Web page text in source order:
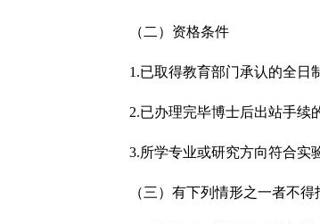
（二）资格条件
1.已取得教育部门承认的全日
2.已办理完毕博士后出站手续
3.所学专业或研究方向符合实
（三）有下列情形之一者不得